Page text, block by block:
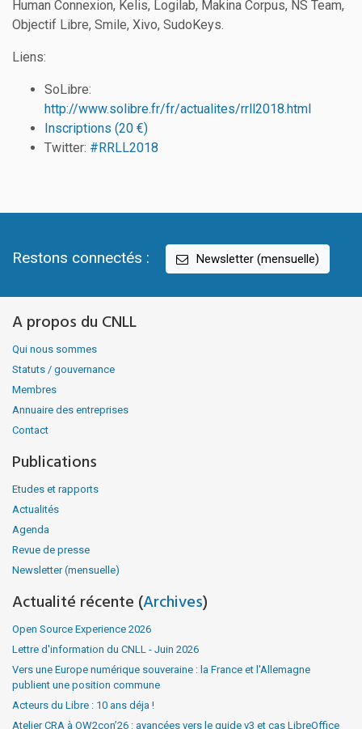
Human Connexion, Kelis, Logilab, Makina Corpus, NS Team,
Objectif Libre, Smile, Xivo, SudoKeys.
Liens:
SoLibre:
http://www.solibre.fr/fr/actualites/rrll2018.html
Inscriptions (20 €)
Twitter: #RRLL2018
Restons connectés : Newsletter (mensuelle)
A propos du CNLL
Qui nous sommes
Statuts / gouvernance
Membres
Annuaire des entreprises
Contact
Publications
Etudes et rapports
Actualités
Agenda
Revue de presse
Newsletter (mensuelle)
Actualité récente (Archives)
Open Source Experience 2026
Lettre d'information du CNLL - Juin 2026
Vers une Europe numérique souveraine : la France et l'Allemagne
publient une position commune
Acteurs du Libre : 10 ans déja !
Atelier CRA à OW2con’26 : avancées vers le guide v3 et cas LibreOffice